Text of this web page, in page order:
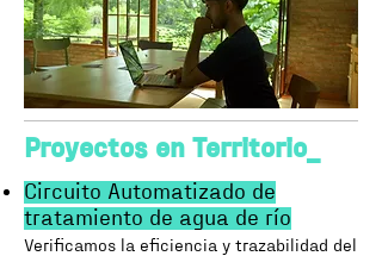
Proyectos en Territorio_
Circuito Automatizado de
tratamiento de agua de río
Verificamos la eficiencia y trazabilidad del